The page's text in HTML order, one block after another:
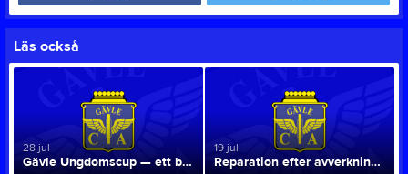
Läs också
28 jul
Gävle Ungdomscup — ett besked
19 jul
Reparation efter avverkning på Skidstavallen